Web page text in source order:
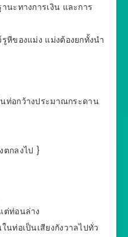
นะทางการเงิน และการ
หีของแม่ง แม่งต้องยกทั้งนำ
ท่อกว้างประมาณกระดาน
ตกลงไป }
ต่ท่อนล่าง
นท่อเป็นเสียงกังวาลไปทั่ว